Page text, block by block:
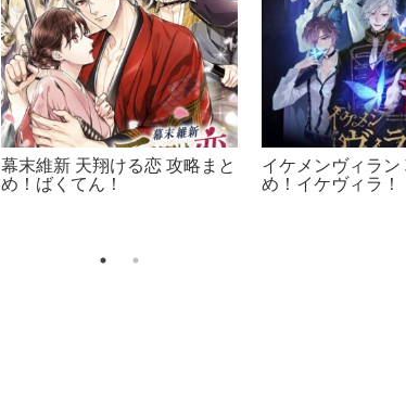
鏡の中のプリンセス (ミラプ
リ) 攻略まとめ！
誓いのキスは突然
攻略！ラブ度数値